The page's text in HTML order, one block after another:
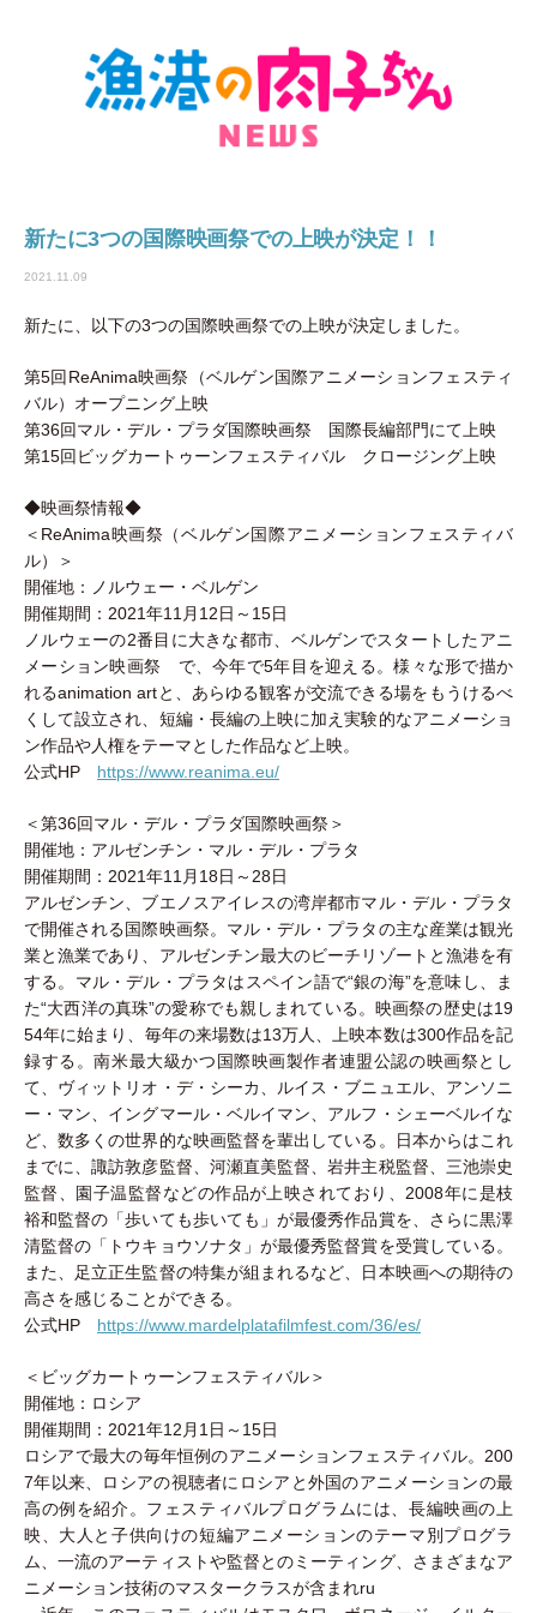
新たに3つの国際映画祭での上映が決定！！
2021.11.09
新たに、以下の3つの国際映画祭での上映が決定しました。
第5回ReAnima映画祭（ベルゲン国際アニメーションフェスティ
バル）オープニング上映
第36回マル・デル・プラダ国際映画祭 国際長編部門にて上映
第15回ビッグカートゥーンフェスティバル クロージング上映
◆映画祭情報◆
＜ReAnima映画祭（ベルゲン国際アニメーションフェスティバ
ル）＞
開催地：ノルウェー・ベルゲン
開催期間：2021年11月12日～15日
ノルウェーの2番目に大きな都市、ベルゲンでスタートしたアニ
メーション映画祭 で、今年で5年目を迎える。様々な形で描か
れるanimation artと、あらゆる観客が交流できる場をもうけるべ
くして設立され、短編・長編の上映に加え実験的なアニメーショ
ン作品や人権をテーマとした作品など上映。
公式HP https://www.reanima.eu/
＜第36回マル・デル・プラダ国際映画祭＞
開催地：アルゼンチン・マル・デル・プラタ
開催期間：2021年11月18日～28日
アルゼンチン、ブエノスアイレスの湾岸都市マル・デル・プラタ
で開催される国際映画祭。マル・デル・プラタの主な産業は観光
業と漁業であり、アルゼンチン最大のビーチリゾートと漁港を有
する。マル・デル・プラタはスペイン語で“銀の海”を意味し、ま
た“大西洋の真珠”の愛称でも親しまれている。映画祭の歴史は19
54年に始まり、毎年の来場数は13万人、上映本数は300作品を記
録する。南米最大級かつ国際映画製作者連盟公認の映画祭とし
て、ヴィットリオ・デ・シーカ、ルイス・ブニュエル、アンソニ
ー・マン、イングマール・ベルイマン、アルフ・シェーベルイな
ど、数多くの世界的な映画監督を輩出している。日本からはこれ
までに、諏訪敦彦監督、河瀬直美監督、岩井主税監督、三池崇史
監督、園子温監督などの作品が上映されており、2008年に是枝
裕和監督の「歩いても歩いても」が最優秀作品賞を、さらに黒澤
清監督の「トウキョウソナタ」が最優秀監督賞を受賞している。
また、足立正生監督の特集が組まれるなど、日本映画への期待の
高さを感じることができる。
公式HP https://www.mardelplatafilmfest.com/36/es/
＜ビッグカートゥーンフェスティバル＞
開催地：ロシア
開催期間：2021年12月1日～15日
ロシアで最大の毎年恒例のアニメーションフェスティバル。200
7年以来、ロシアの視聴者にロシアと外国のアニメーションの最
高の例を紹介。フェスティバルプログラムには、長編映画の上
映、大人と子供向けの短編アニメーションのテーマ別プログラ
ム、一流のアーティストや監督とのミーティング、さまざまなア
ニメーション技術のマスタークラスが含まれru